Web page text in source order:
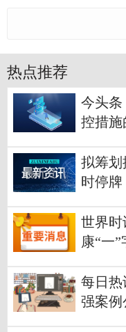
热点推荐
今头条
控措施
拟筹划
时停牌
世界时
康“一
每日热
强案